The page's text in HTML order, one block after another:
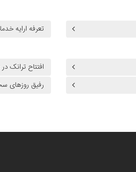
تعرفه ارایه
افتتاح ترانک
رفیق روزهای